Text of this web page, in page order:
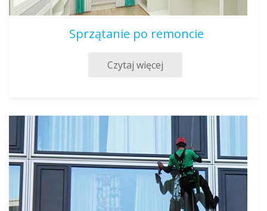
Sprzątanie po remoncie
Czytaj więcej